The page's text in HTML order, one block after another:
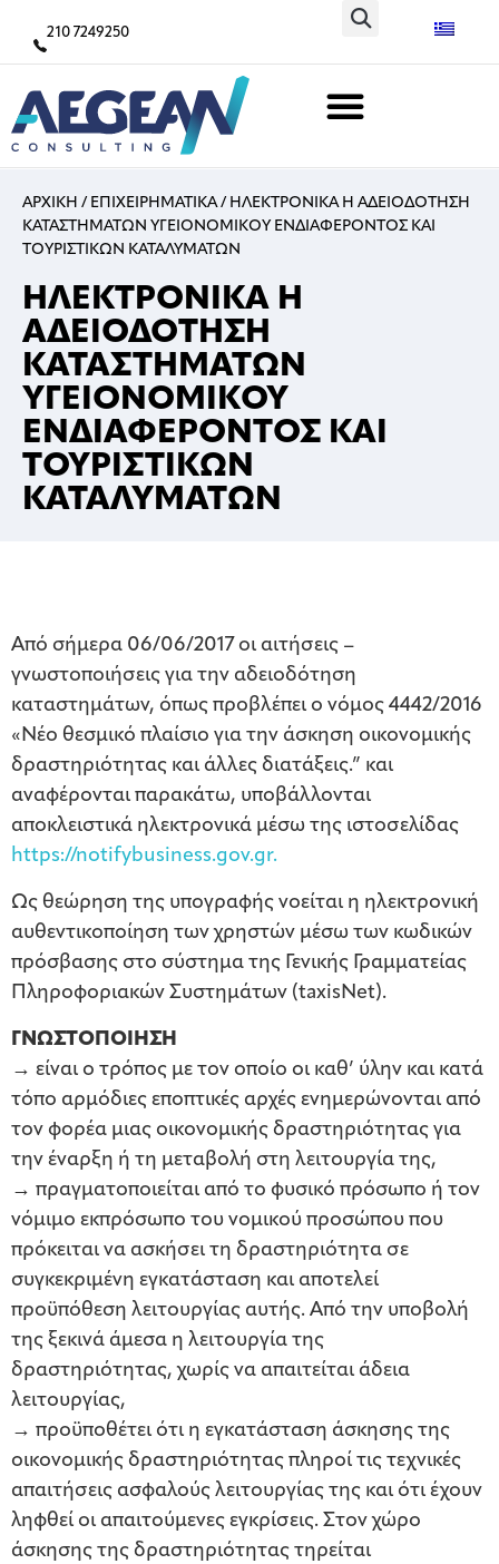
210 7249250
ΑΡΧΙΚΗ / ΕΠΙΧΕΙΡΗΜΑΤΙΚΑ/ ΗΛΕΚΤΡΟΝΙΚΑ Η ΑΔΕΙΟΔΟΤΗΣΗ
ΚΑΤΑΣΤΗΜΑΤΩΝ ΥΓΕΙΟΝΟΜΙΚΟΥ ΕΝΔΙΑΦΕΡΟΝΤΟΣ ΚΑΙ
ΤΟΥΡΙΣΤΙΚΩΝ ΚΑΤΑΛΥΜΑΤΩΝ
ΗΛΕΚΤΡΟΝΙΚΑ Η
ΑΔΕΙΟΔΟΤΗΣΗ
ΚΑΤΑΣΤΗΜΑΤΩΝ
ΥΓΕΙΟΝΟΜΙΚΟΥ
ΕΝΔΙΑΦΕΡΟΝΤΟΣ ΚΑΙ
ΤΟΥΡΙΣΤΙΚΩΝ
ΚΑΤΑΛΥΜΑΤΩΝ
Από σήμερα 06/06/2017 οι αιτήσεις –
γνωστοποιήσεις για την αδειοδότηση
καταστημάτων, όπως προβλέπει ο νόμος 4442/2016
«Νέο θεσμικό πλαίσιο για την άσκηση οικονομικής
δραστηριότητας και άλλες διατάξεις.” και
αναφέρονται παρακάτω, υποβάλλονται
αποκλειστικά ηλεκτρονικά μέσω της ιστοσελίδας
https://notifybusiness.gov.gr.
Ως θεώρηση της υπογραφής νοείται η ηλεκτρονική
αυθεντικοποίηση των χρηστών μέσω των κωδικών
πρόσβασης στο σύστημα της Γενικής Γραμματείας
Πληροφοριακών Συστημάτων (taxisNet).
ΓΝΩΣΤΟΠΟΙΗΣΗ
→ είναι ο τρόπος με τον οποίο οι καθ’ ύλην και κατά
τόπο αρμόδιες εποπτικές αρχές ενημερώνονται από
τον φορέα μιας οικονομικής δραστηριότητας για
την έναρξη ή τη μεταβολή στη λειτουργία της,
→ πραγματοποιείται από το φυσικό πρόσωπο ή τον
νόμιμο εκπρόσωπο του νομικού προσώπου που
πρόκειται να ασκήσει τη δραστηριότητα σε
συγκεκριμένη εγκατάσταση και αποτελεί
προϋπόθεση λειτουργίας αυτής. Από την υποβολή
της ξεκινά άμεσα η λειτουργία της
δραστηριότητας, χωρίς να απαιτείται άδεια
λειτουργίας,
→ προϋποθέτει ότι η εγκατάσταση άσκησης της
οικονομικής δραστηριότητας πληροί τις τεχνικές
απαιτήσεις ασφαλούς λειτουργίας της και ότι έχουν
ληφθεί οι απαιτούμενες εγκρίσεις. Στον χώρο
άσκησης της δραστηριότητας τηρείται